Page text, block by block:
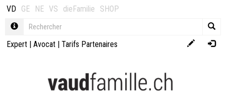
VD GE NE VS dieFamilie SHOP
Expert | Avocat | Tarifs Partenaires